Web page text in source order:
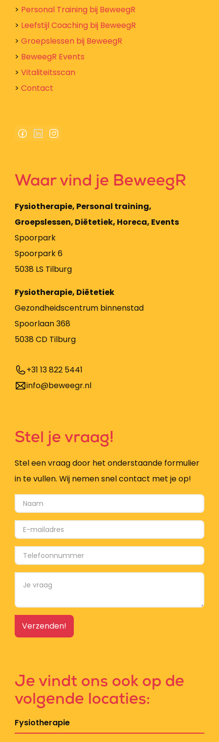
> Personal Training bij BeweegR
> Leefstijl Coaching bij BeweegR
> Groepslessen bij BeweegR
> BeweegR Events
> Vitaliteitsscan
> Contact
Waar vind je BeweegR
Fysiotherapie, Personal training,
Groepslessen, Diëtetiek, Horeca, Events
Spoorpark
Spoorpark 6
5038 LS Tilburg
Fysiotherapie, Diëtetiek
Gezondheidscentrum binnenstad
Spoorlaan 368
5038 CD Tilburg
+31 13 822 5441
info@beweegr.nl
Stel je vraag!
Stel een vraag door het onderstaande formulier
in te vullen. Wij nemen snel contact met je op!
Je vindt ons ook op de
volgende locaties:
Fysiotherapie